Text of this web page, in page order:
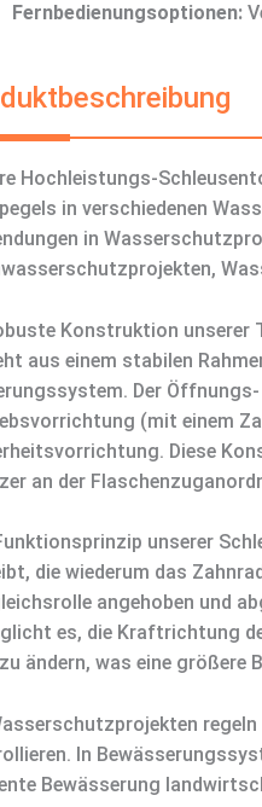
Fernbedienungsoptionen:
Hochleistungs-
in verschiedenen
in
Konstruktion unserer
aus einem stabilen
Der
(mit einem
Diese
an der
unserer
die wiederum das
angehoben und
es, die Kraftrichtung
ändern, was eine
In
Bewässerung